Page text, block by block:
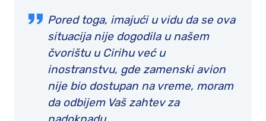
Pored toga, imajući u vidu da se ova
situacija nije dogodila u našem
čvorištu u Cirihu već u
inostranstvu, gde zamenski avion
nije bio dostupan na vreme, moram
da odbijem Vaš zahtev za